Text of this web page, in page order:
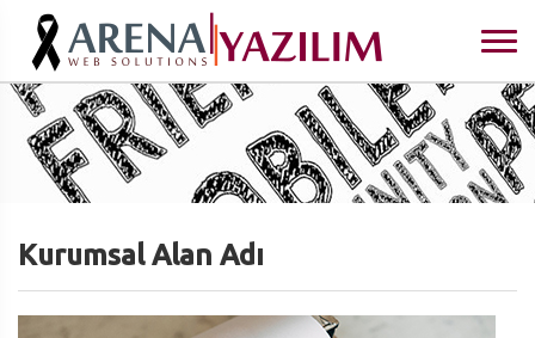
Kurumsal Alan Adı